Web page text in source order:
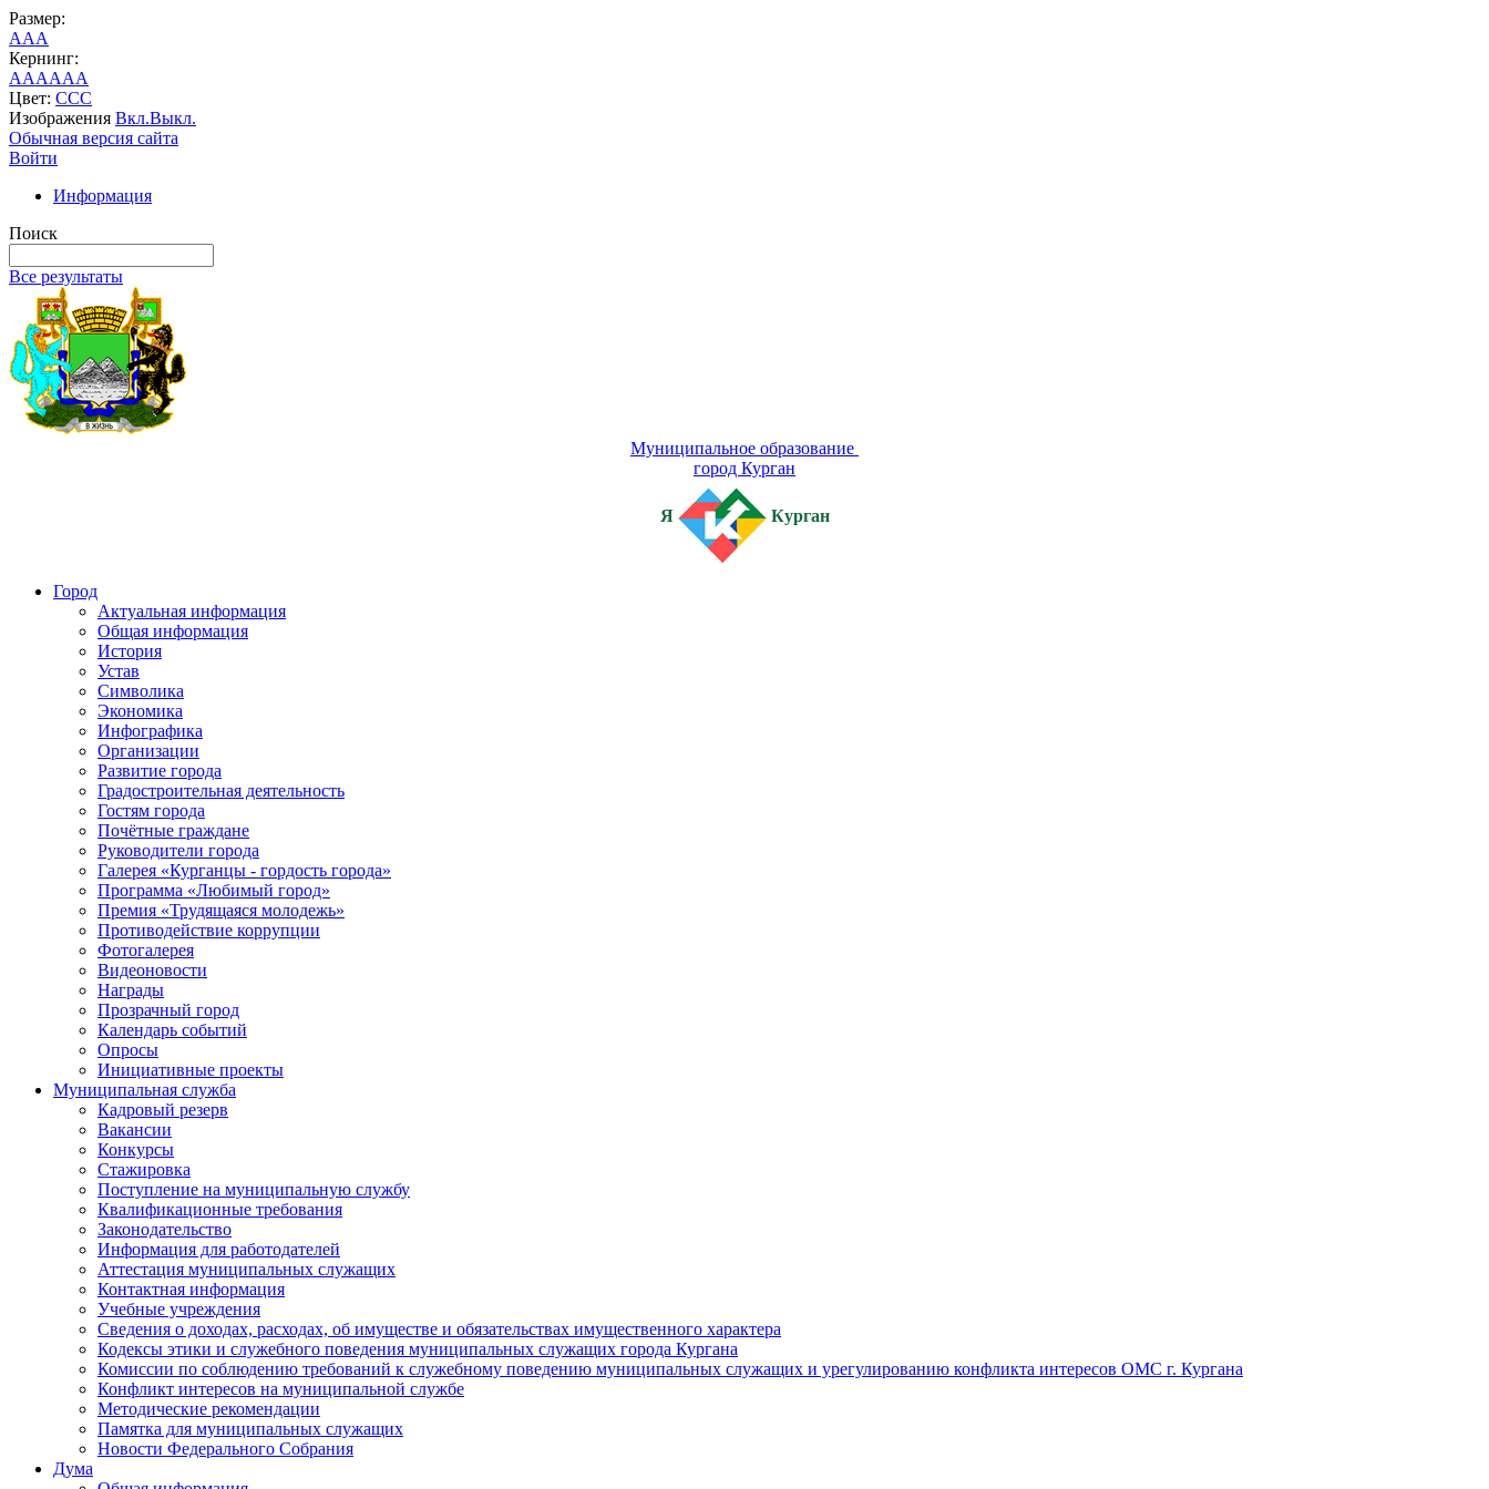
Размер:
AAA
Кернинг:
AAAAAA
Цвет: CCC
Изображения Вкл.Выкл.
Обычная версия сайта
Войти
Информация
Поиск
Все результаты
Муниципальное образование
город Курган
Я Курган
Город
Актуальная информация
Общая информация
История
Устав
Символика
Экономика
Инфографика
Организации
Развитие города
Градостроительная деятельность
Гостям города
Почётные граждане
Руководители города
Галерея «Курганцы - гордость города»
Программа «Любимый город»
Премия «Трудящаяся молодежь»
Противодействие коррупции
Фотогалерея
Видеоновости
Награды
Прозрачный город
Календарь событий
Опросы
Инициативные проекты
Муниципальная служба
Кадровый резерв
Вакансии
Конкурсы
Стажировка
Поступление на муниципальную службу
Квалификационные требования
Законодательство
Информация для работодателей
Аттестация муниципальных служащих
Контактная информация
Учебные учреждения
Сведения о доходах, расходах, об имуществе и обязательствах имущественного характера
Кодексы этики и служебного поведения муниципальных служащих города Кургана
Комиссии по соблюдению требований к служебному поведению муниципальных служащих и урегулированию конфликта интересов ОМС г. Кургана
Конфликт интересов на муниципальной службе
Методические рекомендации
Памятка для муниципальных служащих
Новости Федерального Cобрания
Дума